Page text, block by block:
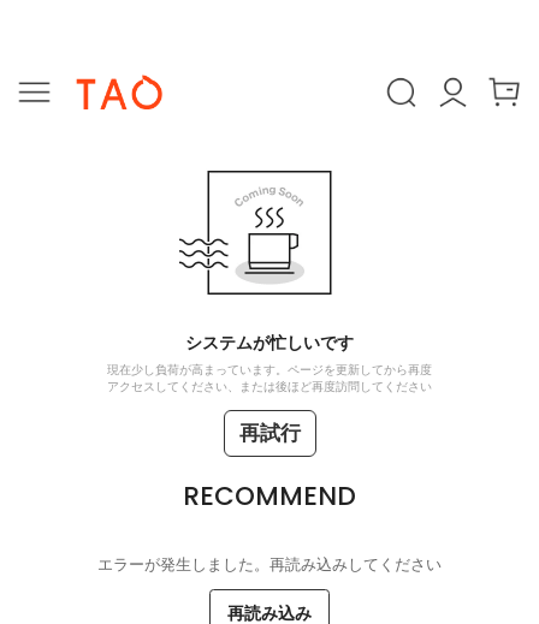
システムが忙しいです
現在少し負荷が高まっています。ページを更新してから再度
アクセスしてください、または後ほど再度訪問してください
再試行
RECOMMEND
エラーが発生しました。再読み込みしてください
再読み込み